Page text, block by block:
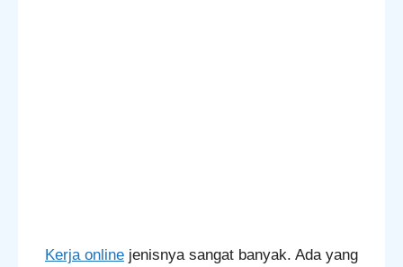
Kerja online jenisnya sangat banyak. Ada yang